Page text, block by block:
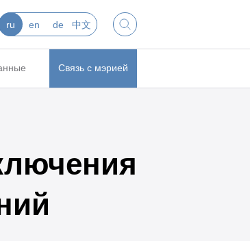
ru en de 中文
Связь с мэрией